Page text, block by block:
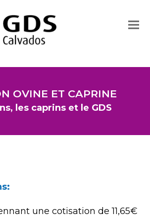
OVINE ET CAPRINE
les caprins et le GDS
une cotisation de 11,65€